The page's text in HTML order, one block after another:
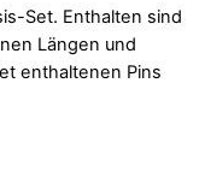
Set. Enthalten sind
Längen und
enthaltenen Pins